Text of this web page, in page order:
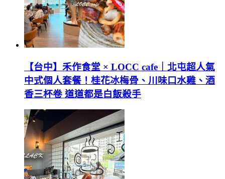
【台中】禾作食堂 × LOCC cafe｜北屯超人氣
中式個人套餐！桂花冰梅骨、川味口水雞、酒
香三杯卷 道道都是白飯殺手